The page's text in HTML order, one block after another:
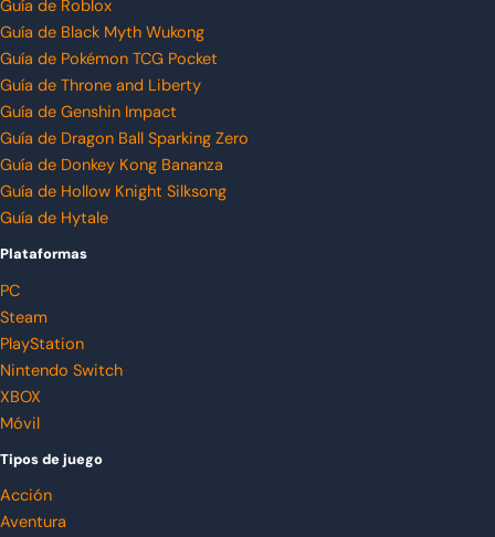
Guía de Roblox
Guía de Black Myth Wukong
Guía de Pokémon TCG Pocket
Guía de Throne and Liberty
Guía de Genshin Impact
Guía de Dragon Ball Sparking Zero
Guía de Donkey Kong Bananza
Guía de Hollow Knight Silksong
Guía de Hytale
Plataformas
PC
Steam
PlayStation
Nintendo Switch
XBOX
Móvil
Tipos de juego
Acción
Aventura